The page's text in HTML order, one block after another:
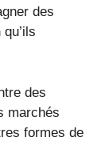
des
des
marchés
formes de